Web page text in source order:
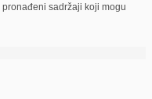
sadržaji koji mogu